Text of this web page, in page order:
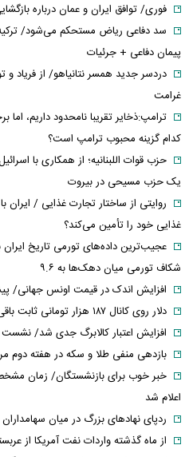
فوری/ توافق ایران و عمان درباره
سد دفاعی ریاض مستحکم می‌شود/
پیمان دفاعی + جرئیات
غرامت
ترامپ:ذخایر تقریبا نامحدود داریم،
کدام گزینه محبوب ترامپ است؟
حزب قوات اللبنانیه؛ از همکاری با
یک حزب مسیحی در بیروت
روایتی از ساختار تجارت غذایی /
غذایی خود را تأمین می‌کند؟
عجیب‌ترین داده‌های تورمی تاریخ
شکاف تورمی میان دهک‌ها به ۹.۶
افزایش اندک در قیمت اونس جهانی/
دلار روی کانال ۱۸۷ هزار تومانی ثابت باقی ماند
افزایش اعتبار کالابرگ جدی شد/ نشست
بازدهی منفی طلا و سکه در هفته دوم مرداد
خبر خوب برای بازنشستگان/ زمان
اعلام شد
ردپای نهاد‌های بزرگ در میان سهامداران بورس با
از ماه گذشته واردات نفت آمریکا از